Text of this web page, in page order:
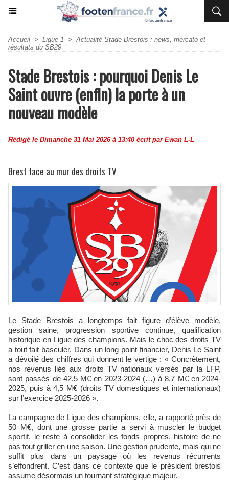
Accueil > Ligue 1 > Actualité Stade Brestois : news, mercato et
résultats du SB29
Stade Brestois : pourquoi Denis Le
Saint ouvre (enfin) la porte à un
nouveau modèle
Rédigé le Dimanche 31 Mai 2026 à 13:40 écrit par Ewan L-L
Brest face au mur des droits TV
Le Stade Brestois a longtemps fait figure d’élève modèle,
gestion saine, progression sportive continue, qualification
historique en Ligue des champions. Mais le choc des droits TV
a tout fait basculer. Dans un long point financier, Denis Le Saint
a dévoilé des chiffres qui donnent le vertige : « Concrètement,
nos revenus liés aux droits TV nationaux versés par la LFP,
sont passés de 42,5 M€ en 2023-2024 (…) à 8,7 M€ en 2024-
2025, puis à 4,5 M€ (droits TV domestiques et internationaux)
sur l’exercice 2025-2026 ».
La campagne de Ligue des champions, elle, a rapporté près de
50 M€, dont une grosse partie a servi à muscler le budget
sportif, le reste à consolider les fonds propres, histoire de ne
pas tout griller en une saison. Une gestion prudente, mais qui ne
suffit plus dans un paysage où les revenus récurrents
s’effondrent. C’est dans ce contexte que le président brestois
assume désormais un tournant stratégique majeur.